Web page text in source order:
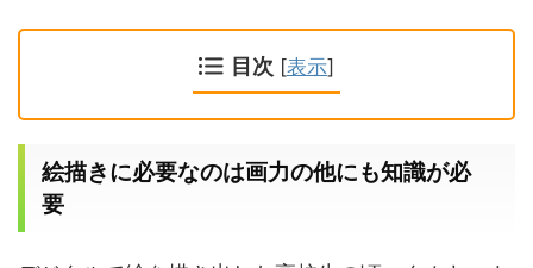
目次 [表示]
絵描きに必要なのは画力の他にも知識が必
要